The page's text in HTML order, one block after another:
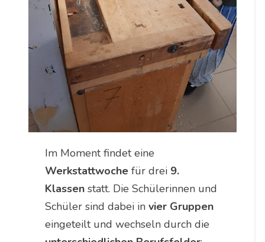
Im Moment findet eine
Werkstattwoche für drei 9.
Klassen statt. Die Schülerinnen und
Schüler sind dabei invier Gruppen
eingeteilt und wechseln durch die